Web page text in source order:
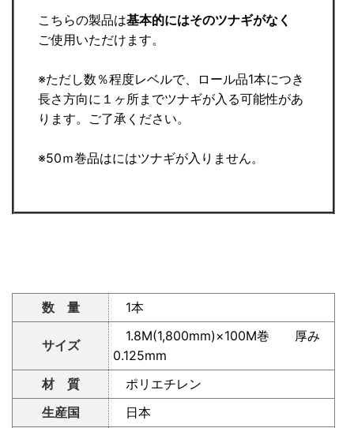
こちらの製品は基本的にはそのツナギがなく
ご使用いただけます。
※ただし数％程度レベルで、ロール品1本につき
長さ方向に１ヶ所までツナギが入る可能性があ
ります。ご了承ください。
※50ｍ巻品はにはツナギが入りません。
数 量 1本
サイズ
1.8M(1,800mm)×100M巻 厚み
0.125mm
材 質
ポリエチレン
生産国
日本